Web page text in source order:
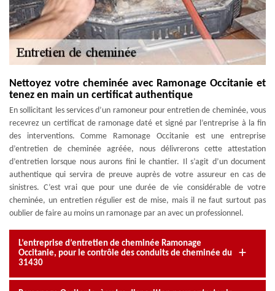
Nettoyez votre cheminée avec Ramonage Occitanie et
tenez en main un certificat authentique
En sollicitant les services d’un ramoneur pour entretien de cheminée, vous
recevrez un certificat de ramonage daté et signé par l’entreprise à la fin
des interventions. Comme Ramonage Occitanie est une entreprise
d’entretien de cheminée agréée, nous délivrerons cette attestation
d’entretien lorsque nous aurons fini le chantier. Il s’agit d’un document
authentique qui servira de preuve auprès de votre assureur en cas de
sinistres. C’est vrai que pour une durée de vie considérable de votre
cheminée, un entretien régulier est de mise, mais il ne faut surtout pas
oublier de faire au moins un ramonage par an avec un professionnel.
L’entreprise d’entretien de cheminée Ramonage
Occitanie, pour le contrôle des conduits de cheminée du
31430